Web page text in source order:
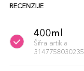
RECENZIJE
400ml
Šifra artikla
3147758030235